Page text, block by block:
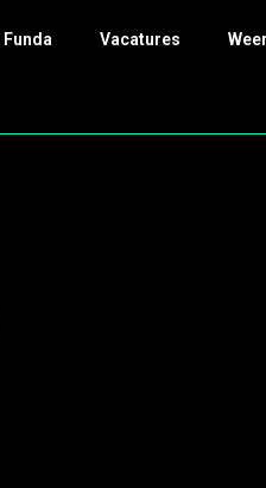
Funda Vacatures